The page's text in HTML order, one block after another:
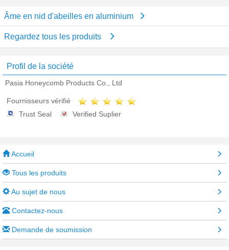
Âme en nid d'abeilles en aluminium
Regardez tous les produits
Profil de la société
Pasia Honeycomb Products Co., Ltd
Fournisseurs vérifié
Trust Seal
Verified Suplier
Accueil
Tous les produits
Au sujet de nous
Contactez-nous
Demande de soumission